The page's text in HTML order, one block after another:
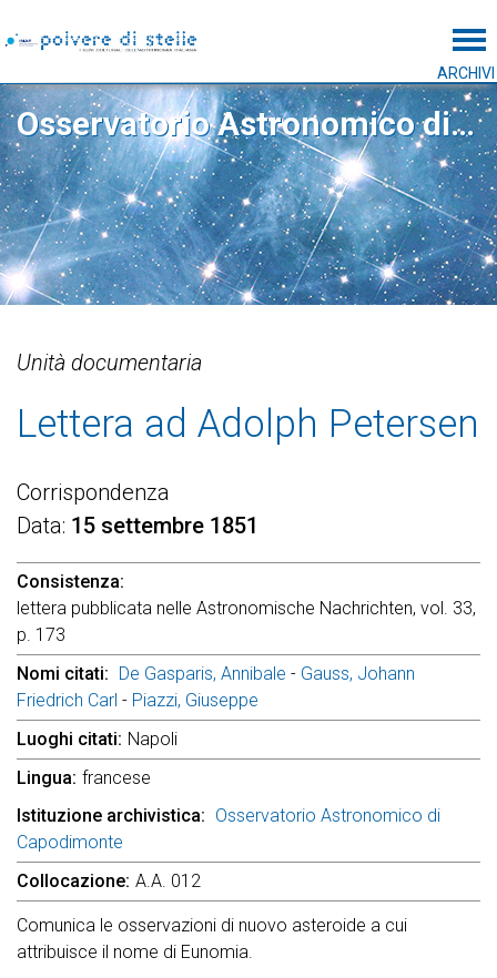
ARCHIVI
Osservatorio Astronomico di Capodimonte
Unità documentaria
Lettera ad Adolph Petersen
Corrispondenza
Data 15 settembre 1851
Consistenza
lettera pubblicata nelle Astronomische Nachrichten, vol. 33,
p. 173
Nomi citati
De Gasparis, Annibale - Gauss, Johann
Friedrich Carl - Piazzi, Giuseppe
Luoghi citati Napoli
Lingua francese
Istituzione archivistica
Osservatorio Astronomico di
Capodimonte
Collocazione A.A. 012
Comunica le osservazioni di nuovo asteroide a cui
attribuisce il nome di Eunomia.